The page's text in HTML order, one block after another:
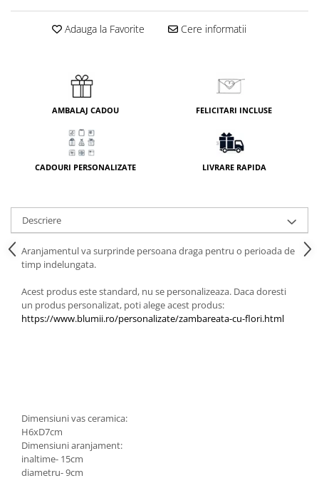
Adauga la Favorite Cere informatii
AMBALAJ CADOU FELICITARI INCLUSE
CADOURI PERSONALIZATE LIVRARE RAPIDA
Descriere
Aranjamentul va surprinde persoana draga pentru o perioada de
timp indelungata.
Acest produs este standard, nu se personalizeaza. Daca doresti
un produs personalizat, poti alege acest produs: ​
https://www.blumii.ro/personalizate/zambareata-cu-flori.html
Dimensiuni vas ceramica:
H6xD7cm
Dimensiuni aranjament:
inaltime- 15cm
diametru- 9cm